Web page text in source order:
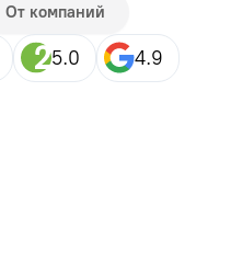
От компаний
5.0 4.9